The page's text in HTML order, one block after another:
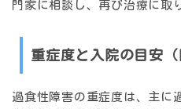
門家に相談し、再び治療に取
重症度と入院の目安（
過食性障害の重症度は、主に